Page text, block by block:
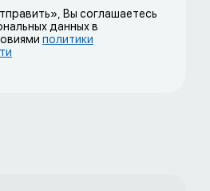
Вы соглашаетесь
данных в
политики